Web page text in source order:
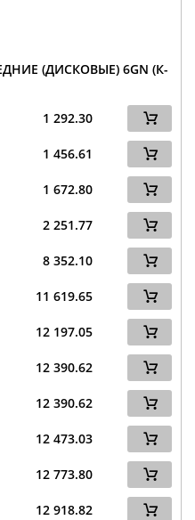
(ДИСКОВЫЕ) 6GN (К-
1 292.30
1 456.61
1 672.80
2 251.77
8 352.10
11 619.65
12 197.05
12 390.62
12 390.62
12 473.03
12 773.80
12 918.82